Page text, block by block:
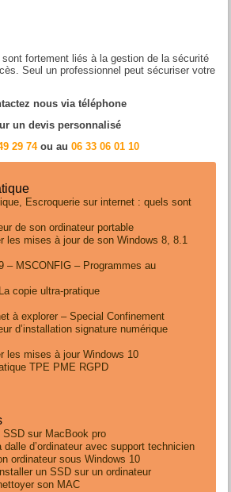
sont fortement liés à la gestion de la sécurité
Seul un professionnel peut sécuriser votre
nous via téléphone
un devis personnalisé
29 74 ou au 06 33 06 01 10
Escroquerie sur internet : quels sont
de son ordinateur portable
les mises à jour de son Windows 8, 8.1
– MSCONFIG – Programmes au
copie ultra-pratique
à explorer – Special Confinement
d’installation signature numérique
les mises à jour Windows 10
TPE PME RGPD
sur MacBook pro
dalle d’ordinateur avec support technicien
ordinateur sous Windows 10
un SSD sur un ordinateur
son MAC